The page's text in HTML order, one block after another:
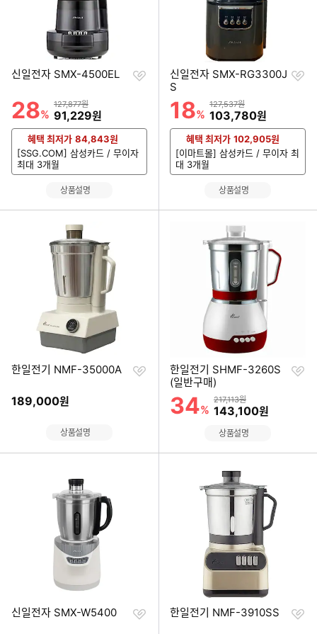
신일전자 SMX-4500EL
할인률
28%
상품금액
127,877원
할인금액
91,229원
찜
혜택 최저가 84,843원
[SSG.COM] 삼성카드 / 무이자
최대 3개월
상품설명
신일전자 SMX-RG3300J
S
할인률
18%
상품금액
127,537원
할인금액
103,780원
찜
혜택 최저가 102,905원
[이마트몰] 삼성카드 / 무이자 최
대 3개월
상품설명
한일전기 NMF-35000A
189,000원
찜
상품설명
한일전기 SHMF-3260S
(일반구매)
할인률
34%
상품금액
217,113원
할인금액
143,100원
찜
상품설명
신일전자 SMX-W5400
찜
한일전기 NMF-3910SS
찜